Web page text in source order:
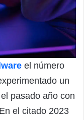
el número
un
pasado año con
el citado 2023